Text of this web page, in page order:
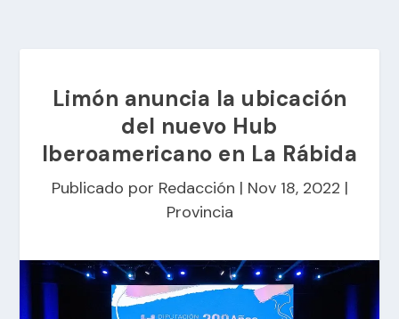
Limón anuncia la ubicación
del nuevo Hub
Iberoamericano en La Rábida
Publicado por Redacción | Nov 18, 2022 |
Provincia